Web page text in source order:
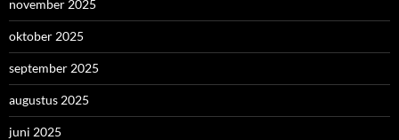
november 2025
oktober 2025
september 2025
augustus 2025
juni 2025